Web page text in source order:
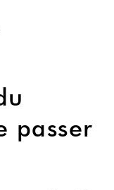
passer